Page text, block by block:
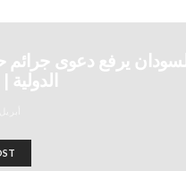
السودان يرفع دعوى
الدولية | CNN عاجل